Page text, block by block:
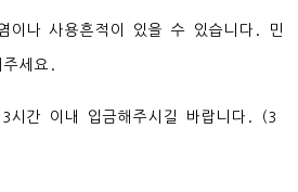
이나 사용흔적이 있을 수 있습니다. 민
세요.
시간 이내 입금해주시길 바랍니다. (3